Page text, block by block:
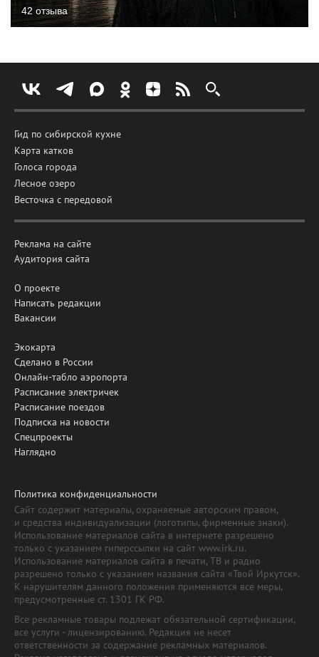
42 отзыва
Гид по сибирской кухне
Карта катков
Голоса города
Лесное озеро
Весточка с передовой
Реклама на сайте
Аудитория сайта
О проекте
Написать редакции
Вакансии
Экокарта
Сделано в России
Онлайн-табло аэропорта
Расписание электричек
Расписание поездов
Подписка на новости
Спецпроекты
Наглядно
Политика конфиденциальности
Сайт содержит материалы, охраняемые авторским правом,
и средства индивидуализации (логотипы, фирменные знаки).
Использование материалов сайта в интернете разрешено
только с указанием гиперссылки на сайт www.irk.ru.
Использование материалов сайта в печати, ТВ и радио
разрешено только с указанием названия сайта «Твой Иркутск».
К нарушителям данного положения применяются все меры,
предусмотренные ст. 1301 ГК РФ.
Все рекламные товары подлежат обязательной сертификации,
все услуги - лицензированию. Редакция не несет
ответственности за содержание рекламных материалов.